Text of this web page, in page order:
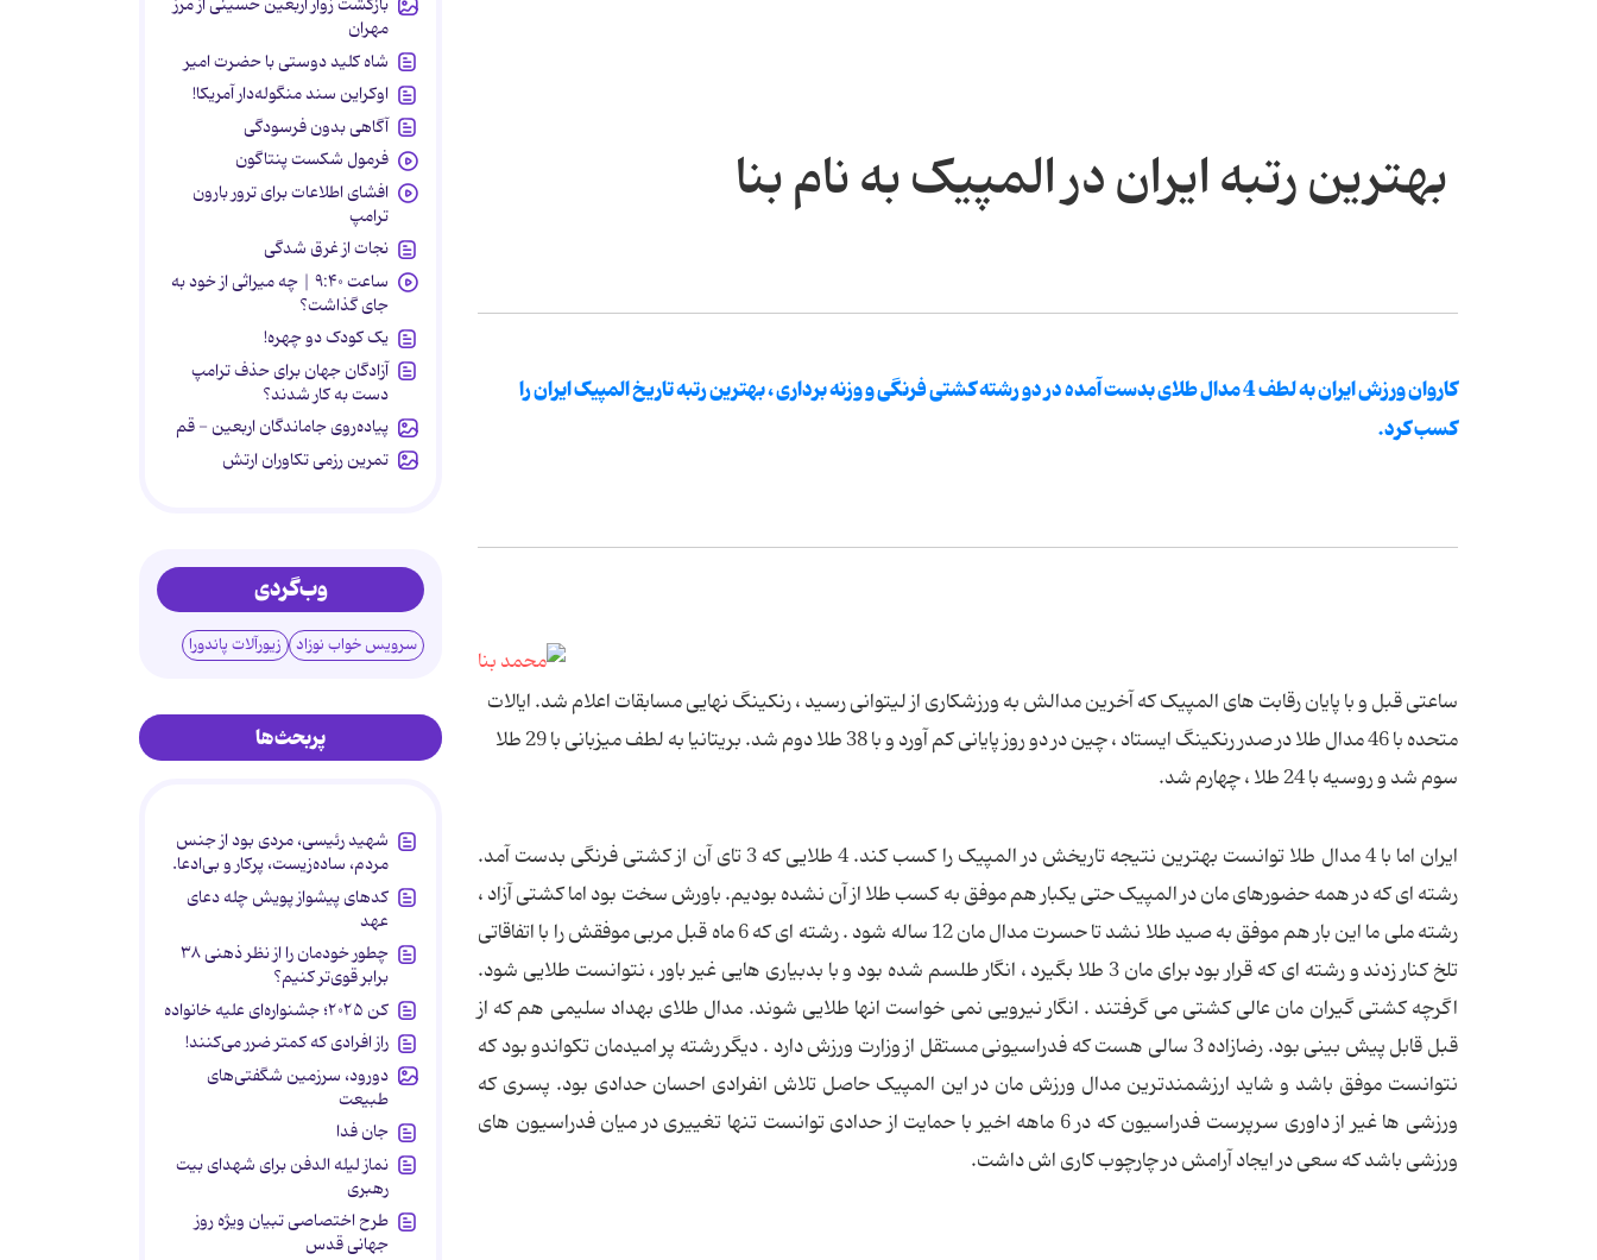
بهترین رتبه ایران در المپیک به نام بنا
کاروان ورزش ایران به لطف 4 مدال طلای بدست آمده در دو رشته کشتی فرنگی و وزنه برداری ، بهترین رتبه تاریخ المپیک ایران را
کسب کرد.
ساعتی قبل و با پایان رقابت های المپیک که آخرین مدالش به ورزشکاری از لیتوانی رسید ، رنکینگ نهایی مسابقات اعلام شد. ایالات
متحده با 46 مدال طلا در صدر رنکینگ ایستاد ، چین در دو روز پایانی کم آورد و با 38 طلا دوم شد. بریتانیا به لطف میزبانی با 29 طلا
سوم شد و روسیه با 24 طلا ، چهارم شد.
ایران اما با 4 مدال طلا توانست بهترین نتیجه تاریخش در المپیک را کسب کند. 4 طلایی که 3 تای آن از کشتی فرنگی بدست آمد.
رشته ای که در همه حضورهای مان در المپیک حتی یکبار هم موفق به کسب طلا از آن نشده بودیم. باورش سخت بود اما کشتی آزاد ،
رشته ملی ما این بار هم موفق به صید طلا نشد تا حسرت مدال مان 12 ساله شود . رشته ای که 6 ماه قبل مربی موفقش را با اتفاقاتی
تلخ کنار زدند و رشته ای که قرار بود برای مان 3 طلا بگیرد ، انگار طلسم شده بود و با بدبیاری هایی غیر باور ، نتوانست طلایی شود.
اگرچه کشتی گیران مان عالی کشتی می گرفتند . انگار نیرویی نمی خواست انها طلایی شوند. مدال طلای بهداد سلیمی هم که از
قبل قابل پیش بینی بود. رضازاده 3 سالی هست که فدراسیونی مستقل از وزارت ورزش دارد . دیگر رشته پر امیدمان تکواندو بود که
نتوانست موفق باشد و شاید ارزشمندترین مدال ورزش مان در این المپیک حاصل تلاش انفرادی احسان حدادی بود. پسری که
ورزشی ها غیر از داوری سرپرست فدراسیون که در 6 ماهه اخیر با حمایت از حدادی توانست تنها تغییری در میان فدراسیون های
ورزشی باشد که سعی در ایجاد آرامش در چارچوب کاری اش داشت.
مهران
شاه کلید دوستی با حضرت امیر
اوکراین سند منگوله‌دار آمریکا!
آگاهی بدون فرسودگی
فرمول شکست پنتاگون
افشای اطلاعات برای ترور بارون
ترامپ
نجات از غرق شدگی
ساعت ۹:۴۰ | چه میراثی از خود به
جای گذاشت؟
یک کودک دو چهره!
آزادگان جهان برای حذف ترامپ
دست به کار شدند؟
پیاده‌روی جاماندگان اربعین - قم
تمرین رزمی تکاوران ارتش
وب‌گردی
سرویس خواب نوزاد زیورآلات پاندورا
پربحث‌ها
شهید رئیسی، مردی بود از جنس
مردم، ساده‌زیست، پرکار و بی‌ادعا.
کدهای پیشواز پویش چله دعای
عهد
چطور خودمان را از نظر ذهنی ۳۸
برابر قوی‌تر کنیم؟
کن ۲۰۲۵؛ جشنواره‌ای علیه خانواده
راز افرادی که کمتر ضرر می‌کنند!
دورود، سرزمین شگفتی‌های
طبیعت
جان فدا
نماز لیله الدفن برای شهدای بیت
رهبری
طرح اختصاصی تبیان ویژه روز
جهانی قدس